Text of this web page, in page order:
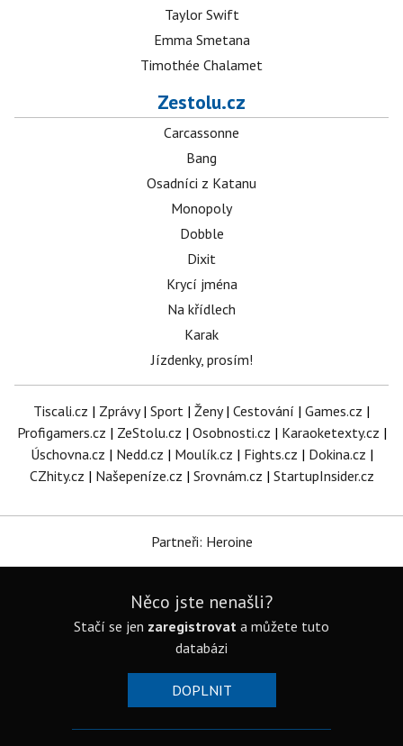
Taylor Swift
Emma Smetana
Timothée Chalamet
Zestolu.cz
Carcassonne
Bang
Osadníci z Katanu
Monopoly
Dobble
Dixit
Krycí jména
Na křídlech
Karak
Jízdenky, prosím!
Tiscali.cz | Zprávy| Sport | Ženy| Cestování | Games.cz |
Profigamers.cz | ZeStolu.cz | Osobnosti.cz | Karaoketexty.cz |
Úschovna.cz | Nedd.cz | Moulík.cz | Fights.cz | Dokina.cz |
CZhity.cz | Našepeníze.cz | Srovnám.cz | StartupInsider.cz
Partneři: Heroine
Něco jste nenašli?
Stačí se jen zaregistrovat a můžete tuto
databázi
DOPLNIT